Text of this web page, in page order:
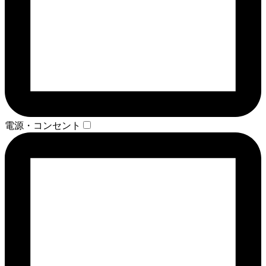
電源・コンセント